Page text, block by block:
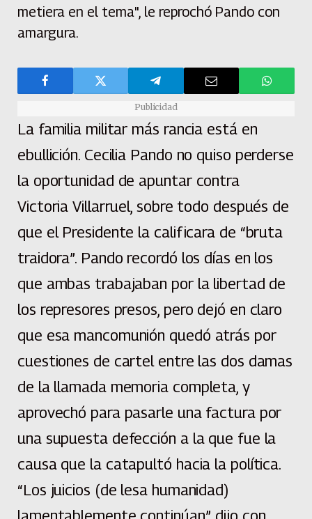
metiera en el tema", le reprochó Pando con
amargura.
Publicidad
La familia militar más rancia está en
ebullición. Cecilia Pando no quiso perderse
la oportunidad de apuntar contra
Victoria Villarruel, sobre todo después de
que el Presidente la calificara de “bruta
traidora”. Pando recordó los días en los
que ambas trabajaban por la libertad de
los represores presos, pero dejó en claro
que esa mancomunión quedó atrás por
cuestiones de cartel entre las dos damas
de la llamada memoria completa, y
aprovechó para pasarle una factura por
una supuesta defección a la que fue la
causa que la catapultó hacia la política.
“Los juicios (de lesa humanidad)